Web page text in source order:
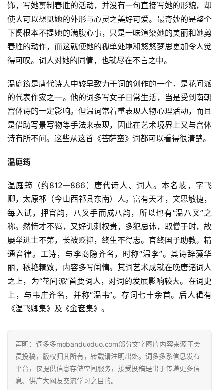
首
页
好
词
句
经
典
歌
词
古
今
诗
词
常
词
络
饰，写她剪制春胜的活动，并没有一句直接写她的形貌，却
使人可以想见她的外形与心灵之美好可爱。最奇妙的是整个
下阕根本不提她的满腹心事，只是一味渲染她的美丽和她剪
春胜的动作，而这就使她的孤单处境和悠悠梦思更加令人觉
得可叹。词人对她的同情，也就尽在不言之中。
温庭筠是唐代诗人中较早致力于词的创作的一个，是花间派
的代表作家之一。他的词多写女子日常生活，当是受到南朝
宫体诗的一定影响。但温词常着重表现人物心理活动，而且
是借助写景写物等手法来表现，因此在艺术境界上又与宫体
诗有所不问。这些从这首《菩萨蛮》词都可以看得很清楚。
温庭筠
温庭筠（约812—866）唐代诗人、词人。本名岐，字飞
卿，太原祁（今山西祁县东南）人。富有天才，文思敏捷，
每入试，押官韵，八叉手而成八韵，所以也有“温八叉”之
称。然恃才不羁，又好讥刺权贵，多犯忌讳，取憎于时，故
屡举进士不第，长被贬抑，终生不得志。官终国子助教。精
通音律。工诗，与李商隐齐名，时称“温李”。其诗辞藻华
丽，秾艳精致，内容多写闺情。其词艺术成就在晚唐诸词人
之上，为“花间派”首要词人，对词的发展影响较大。在词史
上，与韦庄齐名，并称“温韦”。存词七十余首。后人辑有
《温飞卿集》及《金奁集》。
声明：词多多mobanduoduo.com部分文字图片内容来源于会
员投稿，版权归其所有，转载请注明出处。词多多系信息发布
平台，仅提供信息存储空间服务，接受投稿是出于传递更多信
息、供广大网友交流学习之目的。